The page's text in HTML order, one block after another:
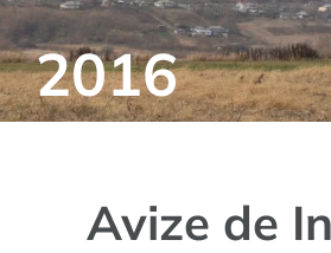
2016
Avize de